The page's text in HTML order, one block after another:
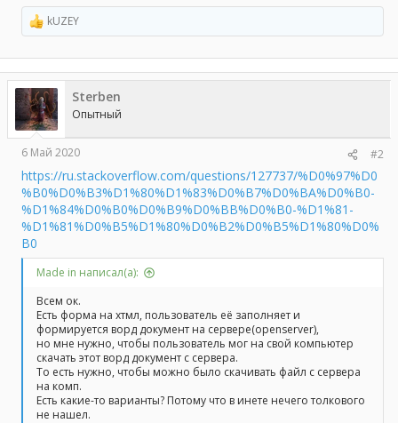
Р
е
а
к
ц
и
и
:
kUZEY
Sterben
Опытный
6 Май 2020 #2
https://ru.stackoverflow.com/questions/127737/%D0%97%D0
%B0%D0%B3%D1%80%D1%83%D0%B7%D0%BA%D0%B0-
%D1%84%D0%B0%D0%B9%D0%BB%D0%B0-%D1%81-
%D1%81%D0%B5%D1%80%D0%B2%D0%B5%D1%80%D0%
B0
Made in написал(а):
Всем ок.
Есть форма на хтмл, пользователь её заполняет и
формируется ворд документ на сервере(openserver),
но мне нужно, чтобы пользователь мог на свой компьютер
скачать этот ворд документ с сервера.
То есть нужно, чтобы можно было скачивать файл с сервера
на комп.
Есть какие-то варианты? Потому что в инете нечего толкового
не нашел.